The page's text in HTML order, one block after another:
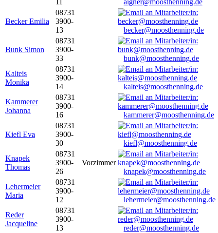
aigner@moosthenning.de
Becker Emilia
08731
3900-
13
becker@moosthenning.de
Bunk Simon
08731
3900-
33
bunk@moosthenning.de
Kalteis
Monika
08731
3900-
14
kalteis@moosthenning.de
Kammerer
Johanna
08731
3900-
16
kammerer@moosthenning.de
Kiefl Eva
08731
3900-
30
kiefl@moosthenning.de
Knapek
Thomas
08731
3900-
26
Vorzimmer
knapek@moosthenning.de
Lehermeier
Maria
08731
3900-
12
lehermeier@moosthenning.de
Reder
Jacqueline
08731
3900-
13
reder@moosthenning.de